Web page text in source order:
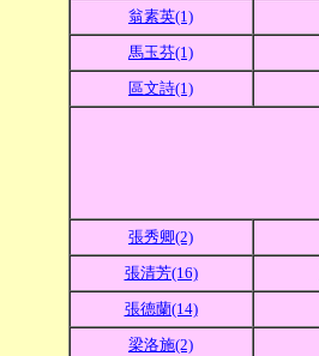
翁素英(1)
馬玉芬(1)
區文詩(1)
張秀卿(2)
張清芳(16)
張德蘭(14)
梁洛施(2)